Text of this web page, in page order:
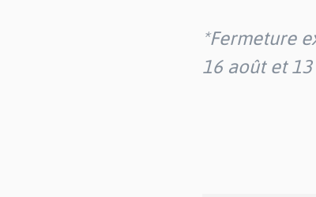
*Fermeture
16 août et